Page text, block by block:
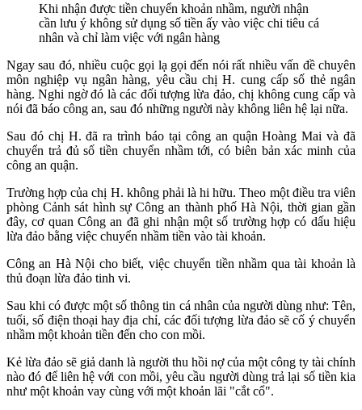
Khi nhận được tiền chuyển khoản nhầm, người nhận
cần lưu ý không sử dụng số tiền ấy vào việc chi tiêu cá
nhân và chỉ làm việc với ngân hàng
Ngay sau đó, nhiều cuộc gọi lạ gọi đến nói rất nhiều vấn đề chuyên
môn nghiệp vụ ngân hàng, yêu cầu chị H. cung cấp số thẻ ngân
hàng. Nghi ngờ đó là các đối tượng lừa đảo, chị không cung cấp và
nói đã báo công an, sau đó những người này không liên hệ lại nữa.
Sau đó chị H. đã ra trình báo tại công an quận Hoàng Mai và đã
chuyển trả đủ số tiền chuyển nhầm tới, có biên bản xác minh của
công an quận.
Trường hợp của chị H. không phải là hi hữu. Theo một điều tra viên
phòng Cảnh sát hình sự Công an thành phố Hà Nội, thời gian gần
đây, cơ quan Công an đã ghi nhận một số trường hợp có dấu hiệu
lừa đảo bằng việc chuyển nhầm tiền vào tài khoản.
Công an Hà Nội cho biết, việc chuyển tiền nhầm qua tài khoản là
thủ đoạn lừa đảo tinh vi.
Sau khi có được một số thông tin cá nhân của người dùng như: Tên,
tuổi, số điện thoại hay địa chỉ, các đối tượng lừa đảo sẽ cố ý chuyển
nhầm một khoản tiền đến cho con mồi.
Kẻ lừa đảo sẽ giả danh là người thu hồi nợ của một công ty tài chính
nào đó để liên hệ với con mồi, yêu cầu người dùng trả lại số tiền kia
như một khoản vay cùng với một khoản lãi "cắt cổ".